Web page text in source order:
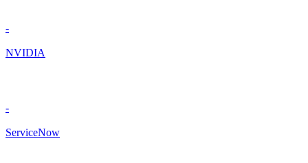
-
NVIDIA
-
ServiceNow